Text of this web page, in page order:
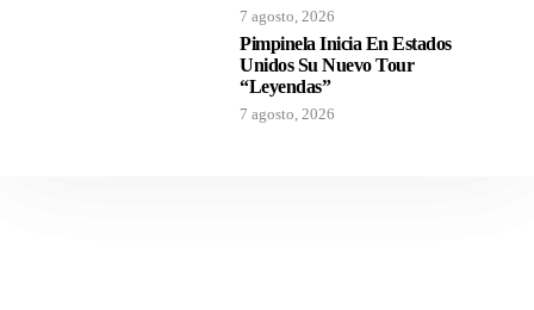
7 agosto, 2026
Pimpinela Inicia En Estados
Unidos Su Nuevo Tour
“Leyendas”
7 agosto, 2026